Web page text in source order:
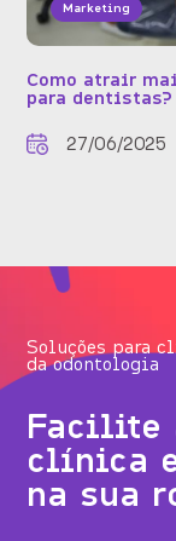
Marketing
Como atrair
para dentistas?
27/06/2025
Soluções para
da odontologia
Facilite
clínica
na sua